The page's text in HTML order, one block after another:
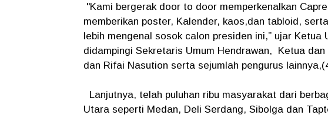
"Kami bergerak door to door memperkenalkan
memberikan poster, Kalender, kaos,dan tabloid,
lebih mengenal sosok calon presiden ini,” ujar Ketua
didampingi Sekretaris Umum Hendrawan, Ketua
dan Rifai Nasution serta sejumlah pengurus
Lanjutnya, telah puluhan ribu masyarakat dari
Utara seperti Medan, Deli Serdang, Sibolga dan